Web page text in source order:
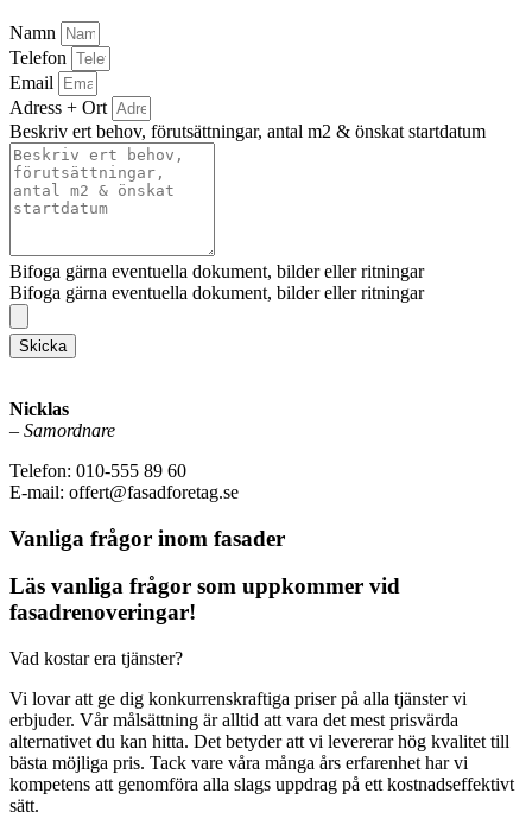
Namn
Telefon
Email
Adress + Ort
Beskriv ert behov, förutsättningar, antal m2 & önskat startdatum
Bifoga gärna eventuella dokument, bilder eller ritningar
Bifoga gärna eventuella dokument, bilder eller ritningar
Skicka
Nicklas
– Samordnare
Telefon: 010-555 89 60
E-mail: offert@fasadforetag.se
Vanliga frågor inom fasader
Läs vanliga frågor som uppkommer vid
fasadrenoveringar!
Vad kostar era tjänster?
Vi lovar att ge dig konkurrenskraftiga priser på alla tjänster vi
erbjuder. Vår målsättning är alltid att vara det mest prisvärda
alternativet du kan hitta. Det betyder att vi levererar hög kvalitet till
bästa möjliga pris. Tack vare våra många års erfarenhet har vi
kompetens att genomföra alla slags uppdrag på ett kostnadseffektivt
sätt.